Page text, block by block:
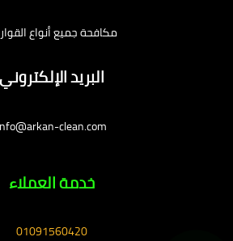
مكافحة جميع أنواع
البريد الإلكتروني
clean.com
خدمة العملاء
01091560420